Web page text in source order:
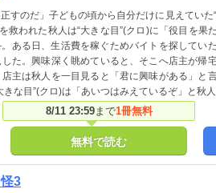
正すのだ」子どもの頃から自分だけに見えてい
救われた秋人は“大きな目”(クロ)に「役目を
ある日、生活費を稼ぐためバイトを探してい
た。興味深く眺めていると、そこへ店主が帰
主は秋人を一目見ると「君に興味がある」と
きな目”(クロ)は「あいつはみえているぞ」と
8/11 23:59まで1冊無料
無料で読む
3